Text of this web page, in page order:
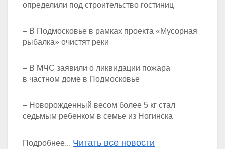
определили под строительство гостиниц
– В Подмосковье в рамках проекта «Мусорная
рыбалка» очистят реки
– В МЧС заявили о ликвидации пожара
в частном доме в Подмосковье
– Новорожденный весом более 5 кг стал
седьмым ребенком в семье из Ногинска
Подробнее... Читать все новости